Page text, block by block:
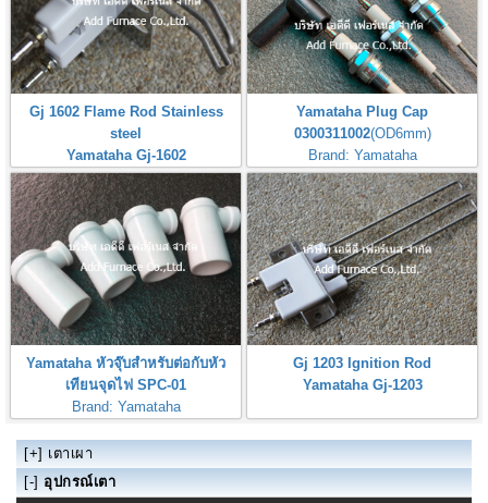
Gj 1602 Flame Rod Stainless
steel
Yamataha Gj-1602
Yamataha Plug Cap
0300311002(OD6mm)
Brand: Yamataha
หัวจุ๊บสำหรับต่อกับหัวเทียนจุดไฟ
Yamataha หัวจุ๊บสำหรับต่อกับหัว
เทียนจุดไฟ SPC-01
Brand: Yamataha
Gj 1203 Ignition Rod
Yamataha Gj-1203
[+] เตาเผา
[-] อุปกรณ์เตา